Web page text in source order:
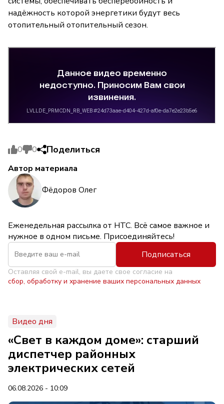
надёжность которой энергетики будут весь
отопительный отопительный сезон.
0 0 Поделиться
Автор материала
Фёдоров Олег
Еженедельная рассылка от НТС. Всё самое важное и
нужное в одном письме. Присоединяйтесь!
Подписаться
Оставляя свой e-mail, вы даете свое согласие на
сбор, обработку и хранение ваших персональных данных
Видео дня
«Свет в каждом доме»: старший
диспетчер районных
электрических сетей
06.08.2026 - 10:09